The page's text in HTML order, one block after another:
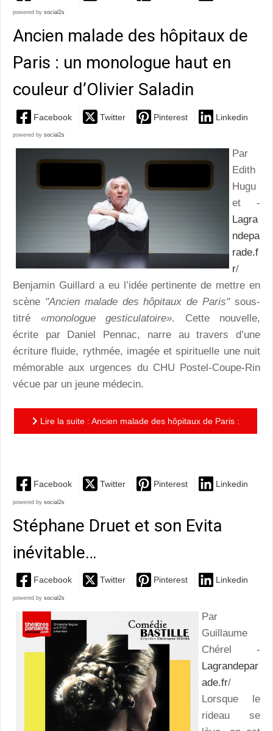
powered by social2s
Ancien malade des hôpitaux de
Paris : un monologue haut en
couleur d’Olivier Saladin
Facebook Twitter Pinterest Linkedin
powered by social2s
Par
Edith
Hugu
et -
Lagra
ndepa
rade.f
r/
Benjamin Guillard a eu l’idée pertinente de mettre en
scène "Ancien malade des hôpitaux de Paris"sous-
titré «monologue gesticulatoire». Cette nouvelle,
écrite par Daniel Pennac, narre au travers d’une
écriture fluide, rythmée, imagée et spirituelle une nuit
mémorable aux urgences du CHU Postel-Coupe-Rin
vécue par un jeune médecin.
Lire la suite : Ancien malade des hôpitaux de Paris :
Facebook Twitter Pinterest Linkedin
powered by social2s
Stéphane Druet et son Evita
inévitable…
Facebook Twitter Pinterest Linkedin
powered by social2s
Par
Guillaume
Chérel -
Lagrandepar
ade.fr/
Lorsque le
rideau se